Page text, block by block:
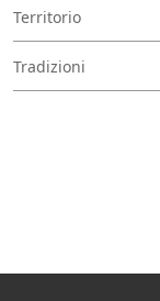
Territorio
Tradizioni